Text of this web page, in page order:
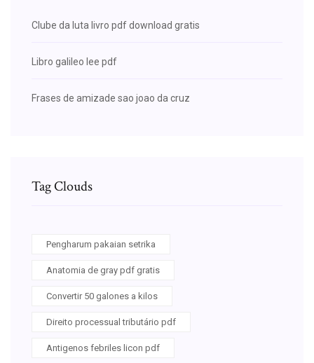
Clube da luta livro pdf download gratis
Libro galileo lee pdf
Frases de amizade sao joao da cruz
Tag Clouds
Pengharum pakaian setrika
Anatomia de gray pdf gratis
Convertir 50 galones a kilos
Direito processual tributário pdf
Antigenos febriles licon pdf